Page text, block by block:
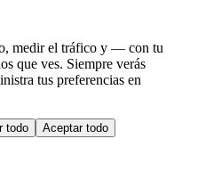
medir el tráfico y — con tu
que ves. Siempre verás
tus preferencias en
todo Aceptar todo